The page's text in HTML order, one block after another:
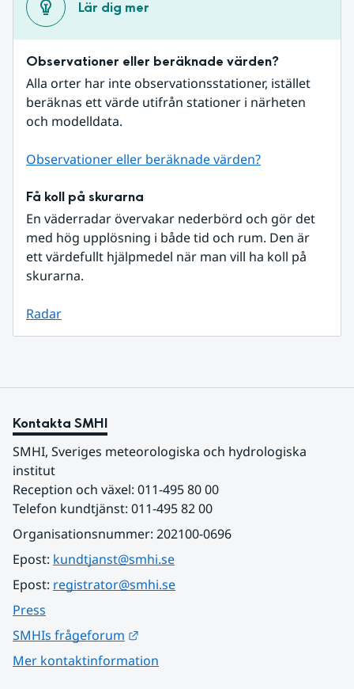
Lär dig mer
Observationer eller beräknade värden?
Alla orter har inte observationsstationer, istället
beräknas ett värde utifrån stationer i närheten
och modelldata.
Observationer eller beräknade värden?
Få koll på skurarna
En väderradar övervakar nederbörd och gör det
med hög upplösning i både tid och rum. Den är
ett värdefullt hjälpmedel när man vill ha koll på
skurarna.
Radar
Kontakta SMHI
SMHI, Sveriges meteorologiska och hydrologiska
institut
Reception och växel: 011-495 80 00
Telefon kundtjänst: 011-495 82 00
Organisationsnummer: 202100-0696
Epost: kundtjanst@smhi.se
Epost: registrator@smhi.se
Press
SMHIs frågeforum
Mer kontaktinformation